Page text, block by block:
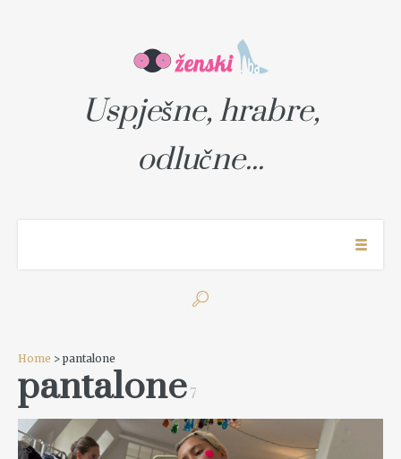
Uspješne, hrabre,
odlučne...
Home > pantalone
pantalone 7